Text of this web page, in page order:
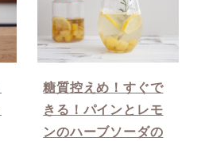
糖質控えめ！すぐで
きる！パインとレモ
ンのハーブソーダの